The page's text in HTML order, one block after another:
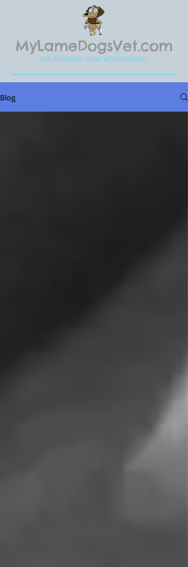
MyLameDogsVet.com
UM RECURSO PARA VETERINÁRIOS
Blog